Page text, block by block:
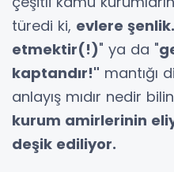
türedi ki, evlere
etmektir(!)" ya da "
kaptandır!" mantığı
anlayış mıdır nedir
kurum amirlerinin
deşik ediliyor.